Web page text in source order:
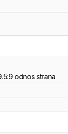
odnos strana